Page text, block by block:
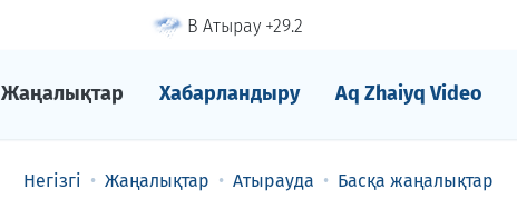
В Атырау +29.2
Жаңалықтар Хабарландыру Aq Zhaiyq Video
Негізгі Жаңалықтар Атырауда Басқа жаңалықтар